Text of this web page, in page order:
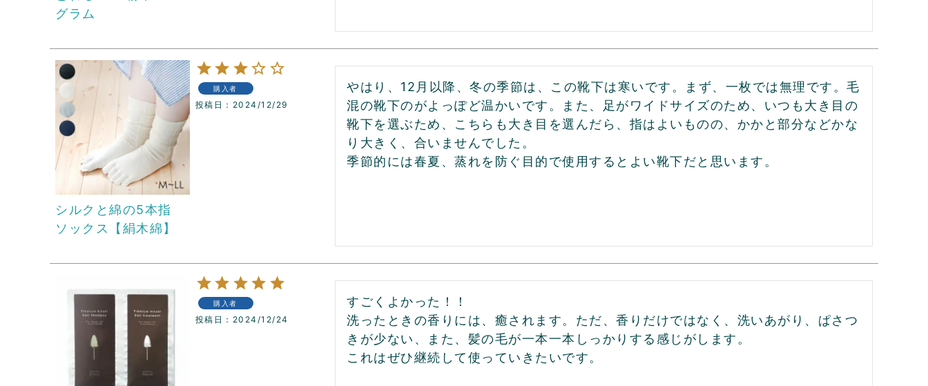
グラム
シルクと綿の5本指
ソックス【絹木綿】
購入者
投稿日 2024/12/29
やはり、12月以降、冬の季節は、この靴下は寒いです。まず、一枚では無理です。毛
混の靴下のがよっぽど温かいです。また、足がワイドサイズのため、いつも大き目の
靴下を選ぶため、こちらも大き目を選んだら、指はよいものの、かかと部分などかな
り大きく、合いませんでした。
季節的には春夏、蒸れを防ぐ目的で使用するとよい靴下だと思います。
購入者
投稿日 2024/12/24
すごくよかった！！
洗ったときの香りには、癒されます。ただ、香りだけではなく、洗いあがり、ぱさつ
きが少ない、また、髪の毛が一本一本しっかりする感じがします。
これはぜひ継続して使っていきたいです。